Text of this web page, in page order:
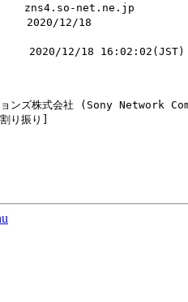
zns4.so-net.ne.jp
2020/12/18
]
12/18 16:02:02(JST)
ションズ株式会社 (Sony
20020409 [割